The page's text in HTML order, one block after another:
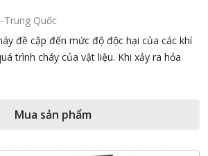
Trung Quốc
đề cập đến mức độ độc hại của các khí
trình cháy của vật liệu. Khi xảy ra hỏa
Mua sản phẩm